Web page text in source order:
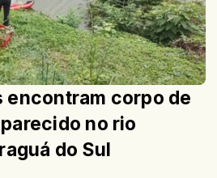
encontram corpo de
no rio
do Sul